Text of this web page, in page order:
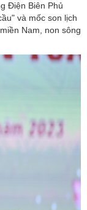
Điện Biên Phủ
và mốc son lịch
Nam, non sông